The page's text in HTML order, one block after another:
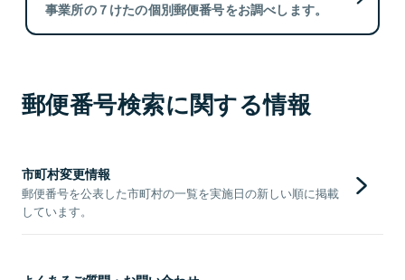
事業所の７けたの個別郵便番号をお調べします。
郵便番号検索に関する情報
市町村変更情報
郵便番号を公表した市町村の一覧を実施日の新しい順に掲載
しています。